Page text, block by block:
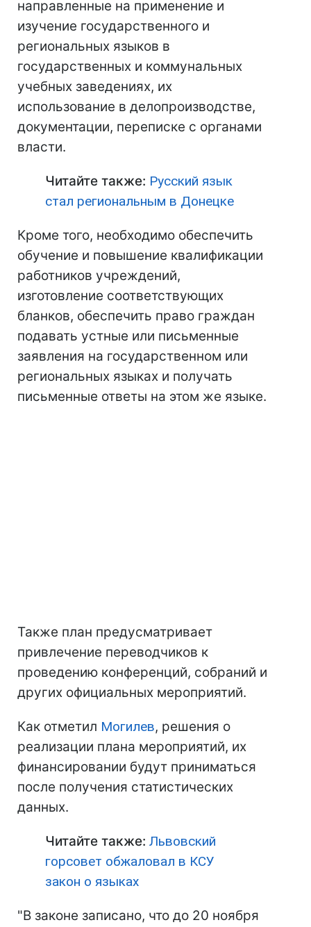
направленные на применение и
изучение государственного и
региональных языков в
государственных и коммунальных
учебных заведениях, их
использование в делопроизводстве,
документации, переписке с органами
власти.
Читайте также: Русский язык
стал региональным в Донецке
Кроме того, необходимо обеспечить
обучение и повышение квалификации
работников учреждений,
изготовление соответствующих
бланков, обеспечить право граждан
подавать устные или письменные
заявления на государственном или
региональных языках и получать
письменные ответы на этом же языке.
Также план предусматривает
привлечение переводчиков к
проведению конференций, собраний и
других официальных мероприятий.
Как отметил Могилев, решения о
реализации плана мероприятий, их
финансировании будут приниматься
после получения статистических
данных.
Читайте также: Львовский
горсовет обжаловал в КСУ
закон о языках
"В законе записано, что до 20 ноября